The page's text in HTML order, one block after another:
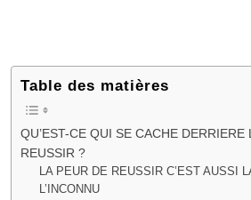
Table des matières
QU’EST-CE QUI SE CACHE DERRIERE
REUSSIR ?
LA PEUR DE REUSSIR C’EST AUSSI
L’INCONNU